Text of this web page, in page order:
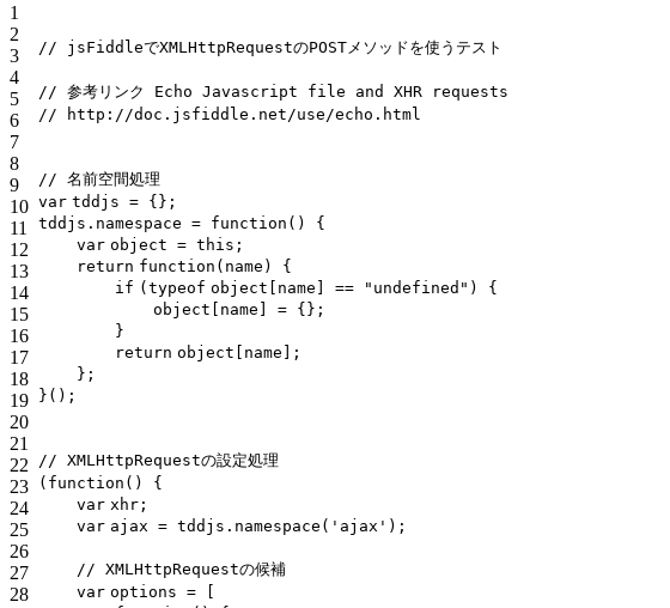
1
2
3
4
5
6
7
8
9
10
11
12
13
14
15
16
17
18
19
20
21
22
23
24
25
26
27
28
// jsFiddleでXMLHttpRequestのPOSTメソッドを使うテスト
// 参考リンク Echo Javascript file and XHR requests
// http://doc.jsfiddle.net/use/echo.html
// 名前空間処理
var tddjs = {};
tddjs.namespace = function () {
var object = this ;
return function (name) {
if (typeof object[name] == "undefined" ) {
object[name] = {};
}
return object[name];
};
}();
// XMLHttpRequestの設定処理
( function () {
var xhr;
var ajax = tddjs.namespace( 'ajax' );
// XMLHttpRequestの候補
var options = [